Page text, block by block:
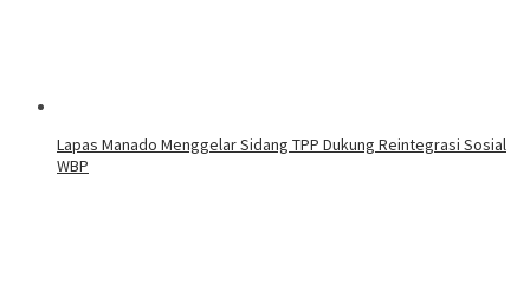
Lapas Manado Menggelar Sidang TPP Dukung Reintegrasi Sosial
WBP